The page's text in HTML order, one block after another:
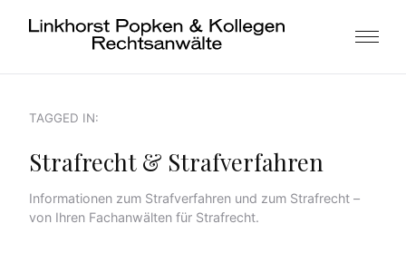
TAGGED IN:
Strafrecht & Strafverfahren
Informationen zum Strafverfahren und zum Strafrecht –
von Ihren Fachanwälten für Strafrecht.